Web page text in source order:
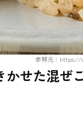
参照元：https://
せた混ぜ